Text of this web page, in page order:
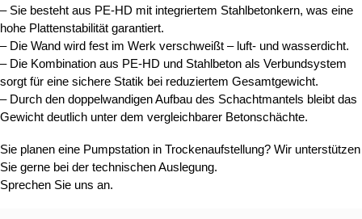
– Sie besteht aus PE-HD mit integriertem Stahlbetonkern, was eine
hohe Plattenstabilität garantiert.
– Die Wand wird fest im Werk verschweißt – luft- und wasserdicht.
– Die Kombination aus PE-HD und Stahlbeton als Verbundsystem
sorgt für eine sichere Statik bei reduziertem Gesamtgewicht.
– Durch den doppelwandigen Aufbau des Schachtmantels bleibt das
Gewicht deutlich unter dem vergleichbarer Betonschächte.
Sie planen eine Pumpstation in Trockenaufstellung? Wir unterstützen
Sie gerne bei der technischen Auslegung.
Sprechen Sie uns an.